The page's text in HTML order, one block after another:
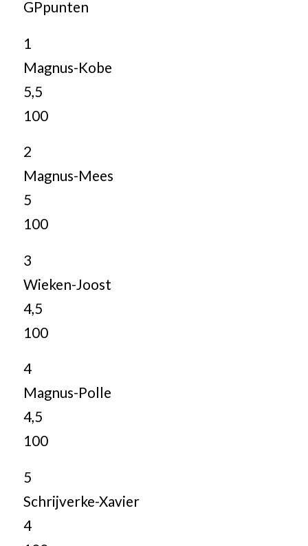
GPpunten
1
Magnus-Kobe
5,5
100
2
Magnus-Mees
5
100
3
Wieken-Joost
4,5
100
4
Magnus-Polle
4,5
100
5
Schrijverke-Xavier
4